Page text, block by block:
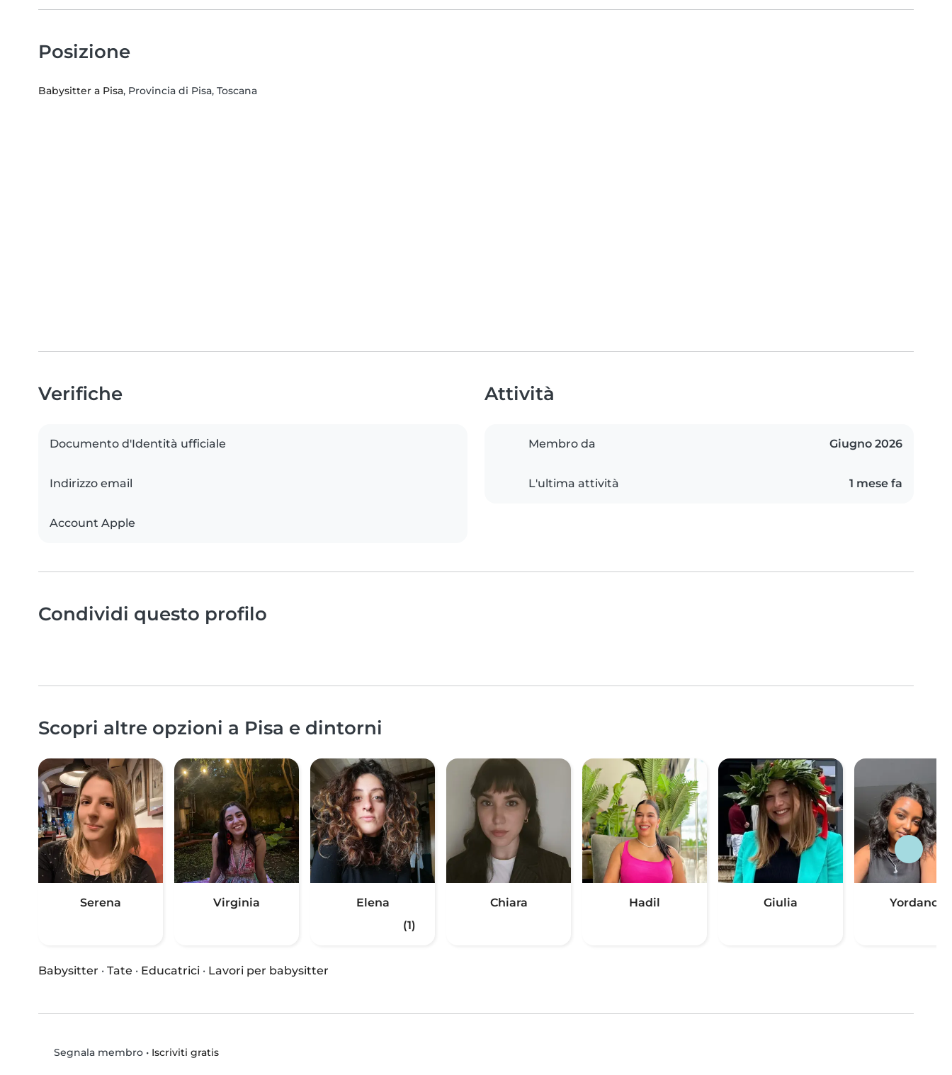
Posizione
Babysitter a Pisa, Provincia di Pisa, Toscana
Verifiche
Documento d'Identità ufficiale
Indirizzo email
Account Apple
Attività
Membro da Giugno 2026
L'ultima attività 1 mese fa
Condividi questo profilo
Scopri altre opzioni a Pisa e dintorni
Serena Virginia
Elena
(1)
Chiara Hadil Giulia Yordanos
Babysitter · Tate · Educatrici · Lavori per babysitter
Segnala membro• Iscriviti gratis